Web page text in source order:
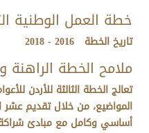
خطة العمل الوطنية الثالثة
تاريخ الخطة 2016 - 2018
ملامح الخطة الراهنة
المواضيع، من خلال تقديم عشر
أساسي وكامل مع مبادئ